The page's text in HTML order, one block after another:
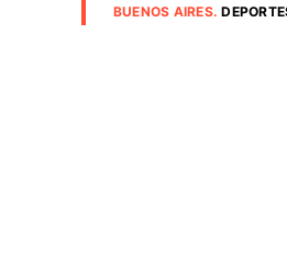
BUENOS AIRES.